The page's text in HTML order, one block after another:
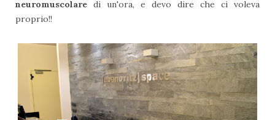
neuromuscolare di un'ora, e devo dire che ci voleva
proprio!!